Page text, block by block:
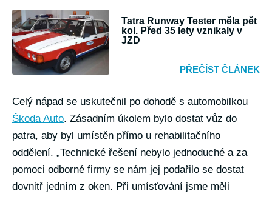
Tatra Runway Tester měla pět
kol. Před 35 lety vznikaly v
JZD
PŘEČÍST ČLÁNEK
Celý nápad se uskutečnil po dohodě s automobilkou
Škoda Auto. Zásadním úkolem bylo dostat vůz do
patra, aby byl umístěn přímo u rehabilitačního
oddělení. „Technické řešení nebylo jednoduché a za
pomoci odborné firmy se nám jej podařilo se dostat
dovnitř jedním z oken. Při umísťování jsme měli